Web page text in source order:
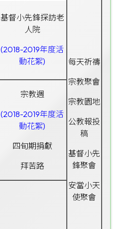
每天祈禱
宗教聚會
宗教園地
公教報投
稿
基督小先
鋒聚會
安當小天
使聚會
基督小先鋒探訪老
人院
(2018-2019年度活
動花絮)
宗教週
(2018-2019年度活
動花絮)
四旬期捐獻
拜苦路